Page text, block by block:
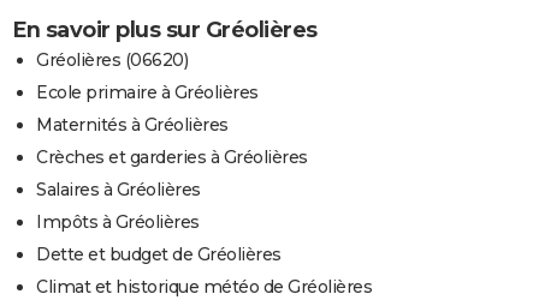
En savoir plus sur Gréolières
Gréolières (06620)
Ecole primaire à Gréolières
Maternités à Gréolières
Crèches et garderies à Gréolières
Salaires à Gréolières
Impôts à Gréolières
Dette et budget de Gréolières
Climat et historique météo de Gréolières